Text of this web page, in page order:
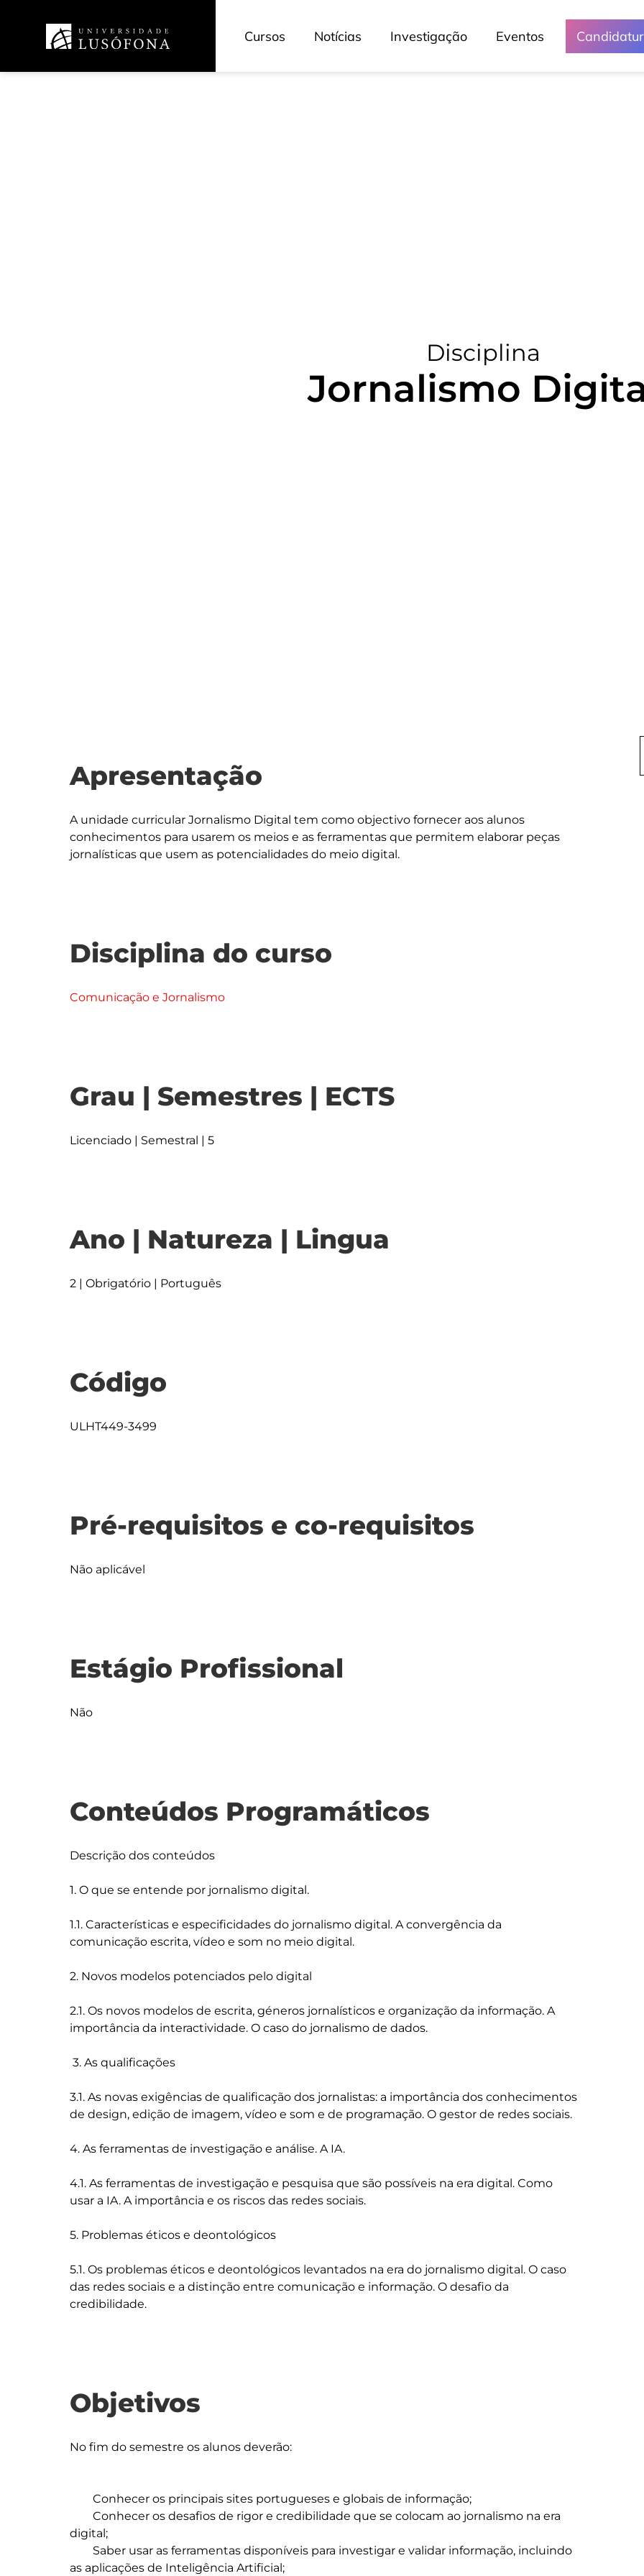
Cursos Notícias Investigação Eventos
Disciplina
Jornalismo
Apresentação
A unidade curricular Jornalismo Digital tem como objectivo fornecer aos alunos
conhecimentos para usarem os meios e as ferramentas que permitem elaborar peças
Disciplina do curso
Comunicação e Jornalismo
Grau | Semestres | ECTS
Licenciado | Semestral | 5
Ano | Natureza | Lingua
2 | Obrigatório | Português
Código
ULHT449-3499
Pré-requisitos e co-requisitos
Não aplicável
Estágio Profissional
Não
Conteúdos Programáticos
Descrição dos conteúdos
1. O que se entende por jornalismo digital.
1.1. Características e especificidades do jornalismo digital. A convergência da
comunicação escrita, vídeo e som no meio digital.
2. Novos modelos potenciados pelo digital
2.1. Os novos modelos de escrita, géneros jornalísticos e organização da informação. A
importância da interactividade. O caso do jornalismo de dados.
3. As qualificações
3.1. As novas exigências de qualificação dos jornalistas: a importância dos conhecimentos
de design, edição de imagem, vídeo e som e de programação. O gestor de redes sociais.
4. As ferramentas de investigação e análise. A IA.
4.1. As ferramentas de investigação e pesquisa que são possíveis na era digital. Como
usar a IA. A importância e os riscos das redes sociais.
5. Problemas éticos e deontológicos
5.1. Os problemas éticos e deontológicos levantados na era do jornalismo digital. O caso
das redes sociais e a distinção entre comunicação e informação. O desafio da
Objetivos
No fim do semestre os alunos deverão:
digital;
as aplicações de Inteligência Artificial;